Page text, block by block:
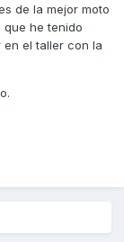
de la mejor moto
que he tenido
el taller con la